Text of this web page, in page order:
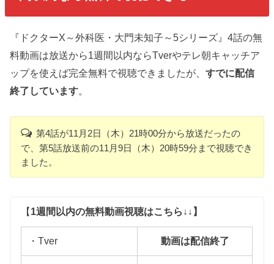
『ドクターX～外科医・大門未知子～5シリーズ』4話の無
料動画は放送から1週間以内ならTverやテレ朝キャッチア
ップを使えば完全無料で視聴できましたが、すでに配信
終了しています。
第4話が11月2日（木）21時00分から放送だったの
で、第5話放送前の11月9日（木）20時59分まで視聴でき
ました。
【 1週間以内の無料動画視聴はこちら↓↓】
・Tver 動画は配信終了